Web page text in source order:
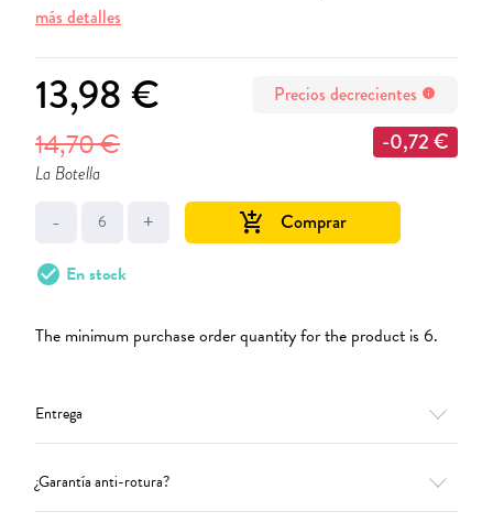
más detalles
13,98 €
14,70 € -0,72 €
Precios decrecientes info
La Botella
- + add_shopping_cart Comprar
check_circle En stock
The minimum purchase order quantity for the product is 6.
Entrega
¿Garantía anti-rotura?